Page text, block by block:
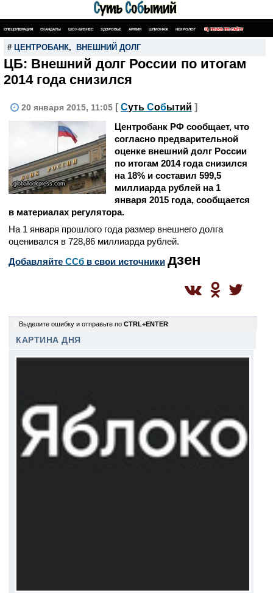
СПЕЦОПЕРАЦИЯ СКАНДАЛЫ ШОУ-БИЗНЕС ЗДОРОВЬЕ АРМИЯ ШПИОНАЖ НЕКРОЛОГ ПОИСК ПО САЙТУ
# ЦЕНТРОБАНК, ВНЕШНИЙ ДОЛГ
ЦБ: Внешний долг России по итогам
2014 года снизился
20 января 2015, 11:05 [ Суть Событий ]
globallookpress.com
Центробанк РФ сообщает, что
согласно предварительной
оценке внешний долг России
по итогам 2014 года снизился
на 18% и составил 599,5
миллиарда рублей на 1
января 2015 года, сообщается
в материалах регулятора.
На 1 января прошлого года размер внешнего долга
оценивался в 728,86 миллиарда рублей.
Добавляйте CСб в свои источники дзен
Выделите ошибку и отправьте по CTRL+ENTER
КАРТИНА ДНЯ